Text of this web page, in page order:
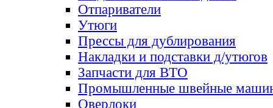
Отпариватели
Утюги
Прессы для дублирования
Накладки и подставки д/утюгов
Запчасти для ВТО
Промышленные швейные
Оверлоки